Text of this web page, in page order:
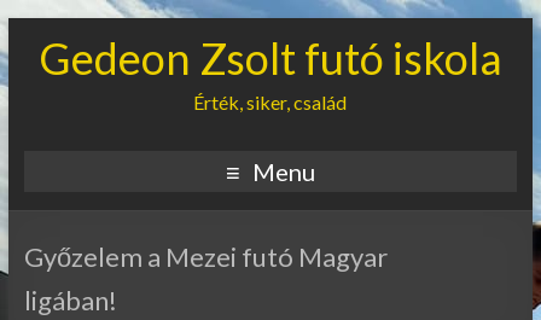
Gedeon Zsolt futó iskola
Érték, siker, család
Menu
Győzelem a Mezei futó Magyar
ligában!